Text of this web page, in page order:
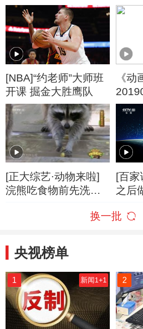
急
震撼
[NBA]“约老师”大师班
开课 掘金大胜鹰队
《动
[正大综艺·动物来啦]
浣熊吃食物前先洗一
[百家
之后
换一批
央视榜单
1 新闻1+1 2